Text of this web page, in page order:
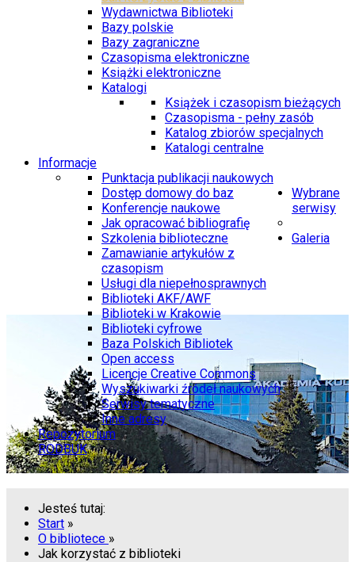
Wydawnictwa Biblioteki
Bazy polskie
Bazy zagraniczne
Czasopisma elektroniczne
Książki elektroniczne
Katalogi
Książek i czasopism bieżących
Czasopisma - pełny zasób
Katalog zbiorów specjalnych
Katalogi centralne
Informacje
Punktacja publikacji naukowych
Dostęp domowy do baz
Konferencje naukowe
Jak opracować bibliografię
Szkolenia biblioteczne
Zamawianie artykułów z
czasopism
Usługi dla niepełnosprawnych
Wybrane
serwisy
Biblioteki AKF/AWF
Biblioteki w Krakowie
Biblioteki cyfrowe
Baza Polskich Bibliotek
Open access
Licencje Creative Commons
Wyszukiwarki źródeł naukowych
Serwisy tematyczne
Inne adresy
Galeria
Repozytorium
RODBUK
Jesteś tutaj:
Start »
O bibliotece »
Jak korzystać z biblioteki